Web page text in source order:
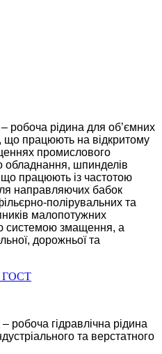
робоча рідина для об’ємних
що працюють на відкритому
промислового
обладнання, шпинделів
що працюють із частотою
направляючих бабок
полірувальних та
малопотужних
системою змащення, а
дорожньої та
ГОСТ
робоча гідравлічна рідина
та верстатного